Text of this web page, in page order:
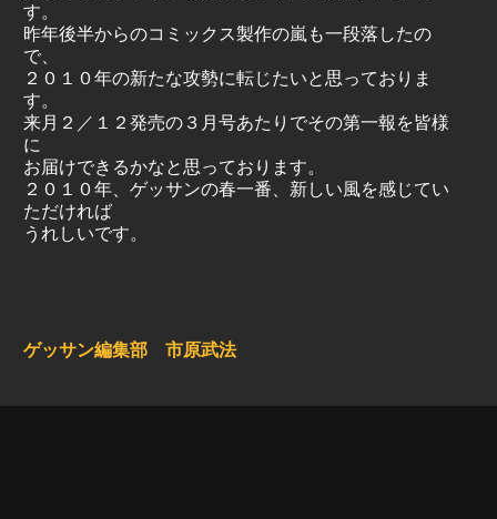
す。
昨年後半からのコミックス製作の嵐も一段落したの
で、
２０１０年の新たな攻勢に転じたいと思っておりま
す。
来月２／１２発売の３月号あたりでその第一報を皆様
に
お届けできるかなと思っております。
２０１０年、ゲッサンの春一番、新しい風を感じてい
ただければ
うれしいです。
ゲッサン編集部 市原武法